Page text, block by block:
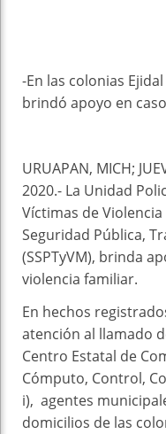
-En las colonias
brindó apoyo en
URUAPAN, MICH;
2020.- La Unidad
Víctimas de
Seguridad Pública,
(SSPTyVM), brinda
violencia familiar.
En hechos
atención al llamado
Centro Estatal de
Cómputo, Control,
i), agentes
domicilios de las